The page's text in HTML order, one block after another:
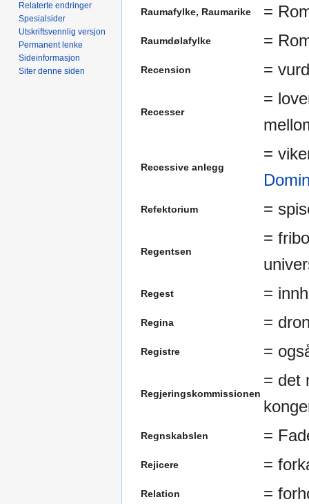
Raumafylke, Raumarike =
Raumdølafylke =
Recension =
Recesser
=
Recessive anlegg
=
Refektorium =
Regentsen
=
Regest =
Regina =
Registre =
Regjeringskommissionen
= det
Regnskabslen =
Rejicere =
Relation =
Relaterte endringer
Spesialsider
Utskriftsvennlig versjon
Permanent lenke
Sideinformasjon
Siter denne siden